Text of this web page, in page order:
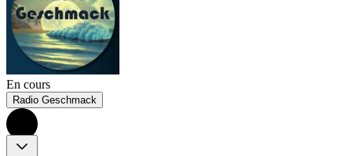
En cours
Radio Geschmack